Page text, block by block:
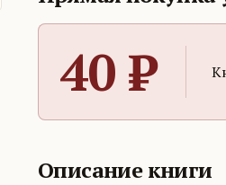
40 ₽
Описание книги